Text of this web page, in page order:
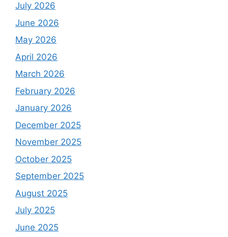
July 2026
June 2026
May 2026
April 2026
March 2026
February 2026
January 2026
December 2025
November 2025
October 2025
September 2025
August 2025
July 2025
June 2025